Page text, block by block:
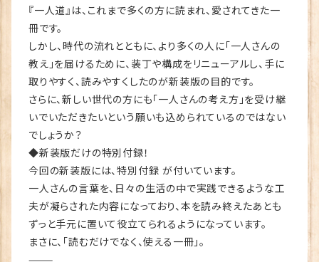
『一人道』は、これまで多くの方に読まれ、愛されてきた一
冊です。
しかし、時代の流れとともに、より多くの人に「一人さんの
教え」を届けるために、装丁や構成をリニューアルし、手に
取りやすく、読みやすくしたのが新装版の目的です。
さらに、新しい世代の方にも「一人さんの考え方」を受け継
いでいただきたいという願いも込められているのではない
でしょうか？
◆新装版だけの特別付録！
今回の新装版には、特別付録 が付いています。
一人さんの言葉を、日々の生活の中で実践できるような工
夫が凝らされた内容になっており、本を読み終えたあとも
ずっと手元に置いて役立てられるようになっています。
まさに、「読むだけでなく、使える一冊」。
⸻